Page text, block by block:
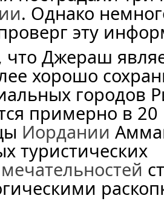
. Однако
эту
Джераш
хорошо
городов
примерно в 20
Иордании
туристических